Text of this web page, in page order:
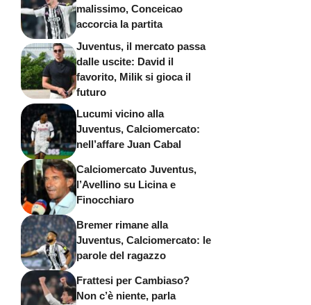
malissimo, Conceicao
accorcia la partita
Juventus, il mercato passa
dalle uscite: David il
favorito, Milik si gioca il
futuro
Lucumi vicino alla
Juventus, Calciomercato:
nell’affare Juan Cabal
Calciomercato Juventus,
l’Avellino su Licina e
Finocchiaro
Bremer rimane alla
Juventus, Calciomercato: le
parole del ragazzo
Frattesi per Cambiaso?
Non c’è niente, parla